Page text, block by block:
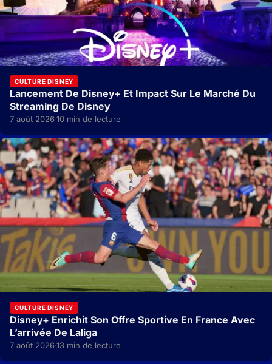
CULTURE DISNEY
Lancement De Disney+ Et Impact Sur Le Marché Du
Streaming De Disney
7 août 2026·10 min de lecture
CULTURE DISNEY
Disney+ Enrichit Son Offre Sportive En France Avec
L’arrivée De Laliga
7 août 2026·13 min de lecture